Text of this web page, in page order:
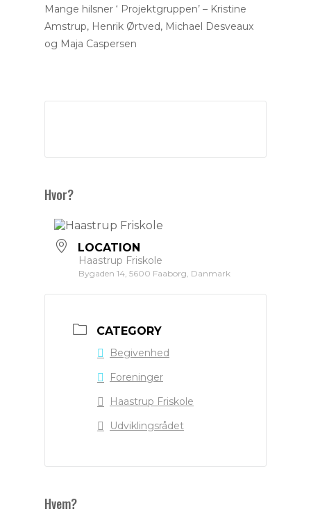
Mange hilsner ‘ Projektgruppen’ – Kristine
Amstrup, Henrik Ørtved, Michael Desveaux
og Maja Caspersen
Hvor?
LOCATION
Haastrup Friskole
Bygaden 14, 5600 Faaborg, Danmark
CATEGORY
Begivenhed
Foreninger
Haastrup Friskole
Udviklingsrådet
Hvem?